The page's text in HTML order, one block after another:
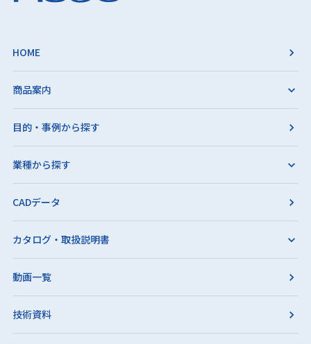
HOME
商品案内
目的・事例から探す
業種から探す
CADデータ
カタログ・取扱説明書
動画一覧
技術資料